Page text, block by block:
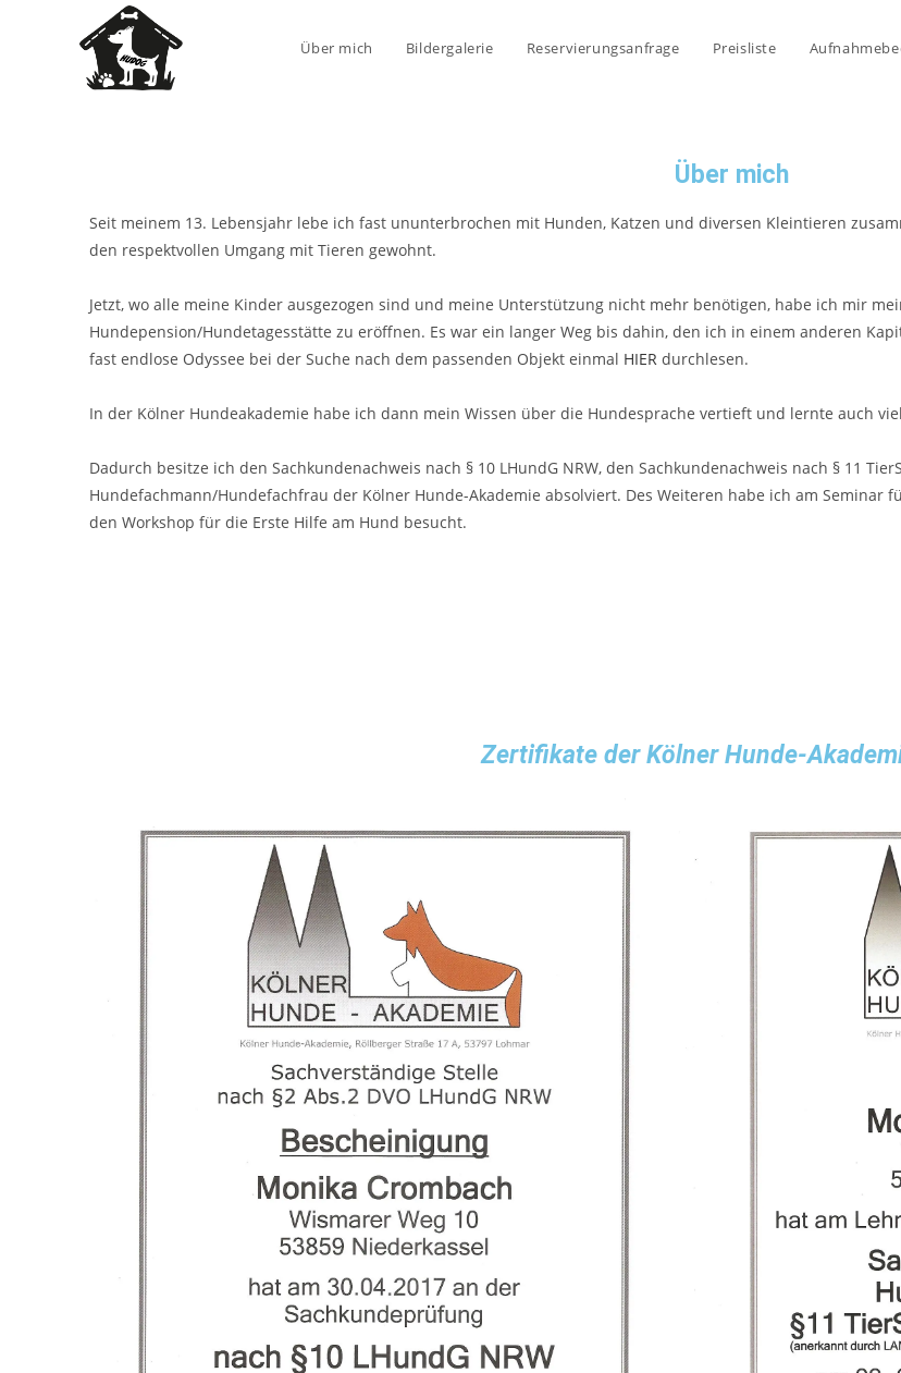
Über mich Bildergalerie Reservierungsanfrage Preisliste
Über mich
Seit meinem 13. Lebensjahr lebe ich fast ununterbrochen mit Hunden, Katzen und diversen Kleintieren
den respektvollen Umgang mit Tieren gewohnt.
Jetzt, wo alle meine Kinder ausgezogen sind und meine Unterstützung nicht mehr benötigen, habe ich mir
Hundepension/Hundetagesstätte zu eröffnen. Es war ein langer Weg bis dahin, den ich in einem anderen
fast endlose Odyssee bei der Suche nach dem passenden Objekt einmal HIER durchlesen.
In der Kölner Hundeakademie habe ich dann mein Wissen über die Hundesprache vertieft und lernte auch
Dadurch besitze ich den Sachkundenachweis nach § 10 LHundG NRW, den Sachkundenachweis nach § 11
Hundefachmann/Hundefachfrau der Kölner Hunde-Akademie absolviert. Des Weiteren habe ich am Seminar
den Workshop für die Erste Hilfe am Hund besucht.
Zertifikate der Kölner Hunde-